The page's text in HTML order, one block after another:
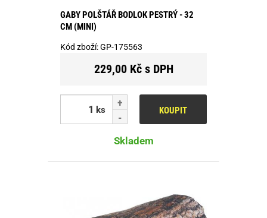
GABY POLŠTÁŘ BODLOK PESTRÝ - 32
CM (MINI)
Kód zboží:GP-175563
229,00 Kč s DPH
ks KOUPIT
Skladem